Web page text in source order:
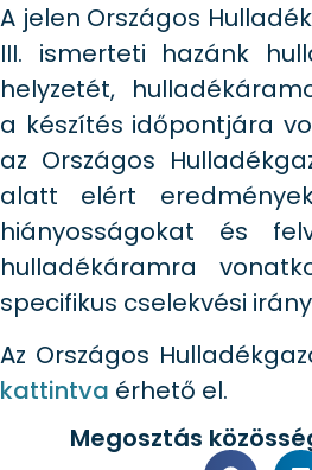
A jelen Országos
III. ismerteti hazánk
helyzetét,
a készítés időpontjára
az Országos
alatt elért
hiányosságokat és
hulladékáramra
specifikus cselekvési
Az Országos
kattintva érhető el.
Megosztás